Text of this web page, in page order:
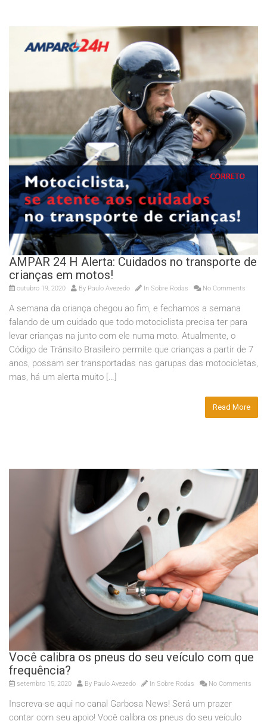
AMPAR 24 H Alerta: Cuidados no transporte de
crianças em motos!
outubro 19, 2020 By Paulo Avezedo In Sobre Rodas No Comments
A semana da criança chegou ao fim, e fechamos a semana
falando de um cuidado que todo motociclista precisa ter para
levar crianças na junto com ele numa moto. Atualmente, o
Código de Trânsito Brasileiro permite que crianças a partir de 7
anos, possam ser transportadas nas garupas das motocicletas,
mas, há um alerta muito […]
Read More
Você calibra os pneus do seu veículo com que
frequência?
setembro 15, 2020 By Paulo Avezedo In Sobre Rodas No Comments
Inscreva-se aqui no canal Garbosa News! Será um prazer
contar com seu apoio! Você calibra os pneus do seu veículo